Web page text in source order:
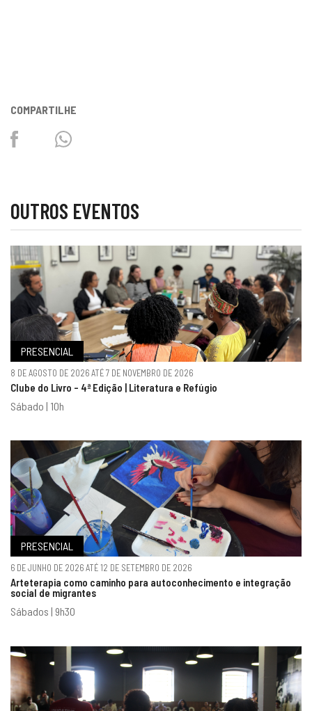
COMPARTILHE
FacebookTwitterWhatsapp
OUTROS EVENTOS
PRESENCIAL
8 DE AGOSTO DE 2026 ATÉ 7 DE NOVEMBRO DE 2026
Clube do Livro - 4ª Edição | Literatura e Refúgio
Sábado | 10h
PRESENCIAL
6 DE JUNHO DE 2026 ATÉ 12 DE SETEMBRO DE 2026
Arteterapia como caminho para autoconhecimento e integração
social de migrantes
Sábados | 9h30